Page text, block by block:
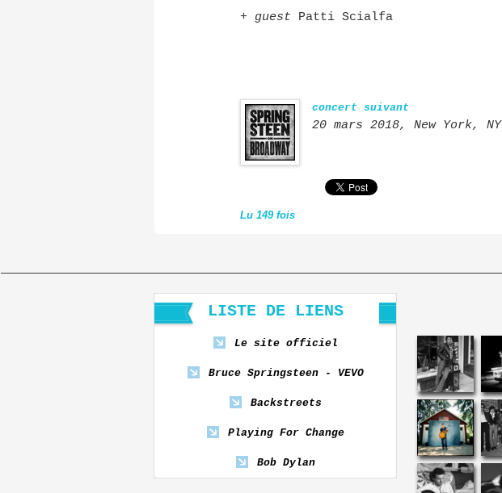
+ guest Patti Scialfa
concert suivant
20 mars 2018, New York, NY
Lu 149 fois
LISTE DE LIENS
Le site officiel
Bruce Springsteen - VEVO
Backstreets
Playing For Change
Bob Dylan